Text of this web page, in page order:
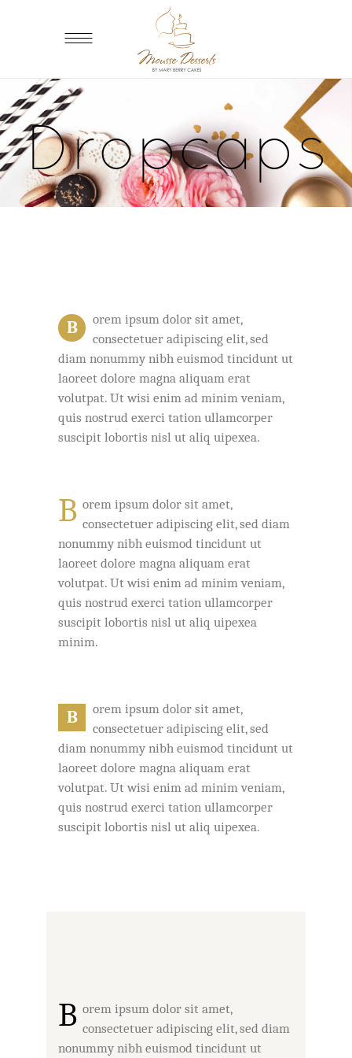
Dropcaps
B
orem ipsum dolor sit amet,
consectetuer adipiscing elit, sed
diam nonummy nibh euismod tincidunt ut
laoreet dolore magna aliquam erat
volutpat. Ut wisi enim ad minim veniam,
quis nostrud exerci tation ullamcorper
suscipit lobortis nisl ut aliq uipexea.
B orem ipsum dolor sit amet,
consectetuer adipiscing elit, sed diam
nonummy nibh euismod tincidunt ut
laoreet dolore magna aliquam erat
volutpat. Ut wisi enim ad minim veniam,
quis nostrud exerci tation ullamcorper
suscipit lobortis nisl ut aliq uipexea
minim.
B
orem ipsum dolor sit amet,
consectetuer adipiscing elit, sed
diam nonummy nibh euismod tincidunt ut
laoreet dolore magna aliquam erat
volutpat. Ut wisi enim ad minim veniam,
quis nostrud exerci tation ullamcorper
suscipit lobortis nisl ut aliq uipexea.
B orem ipsum dolor sit amet,
consectetuer adipiscing elit, sed diam
nonummy nibh euismod tincidunt ut